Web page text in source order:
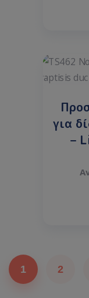
για
–
1 2